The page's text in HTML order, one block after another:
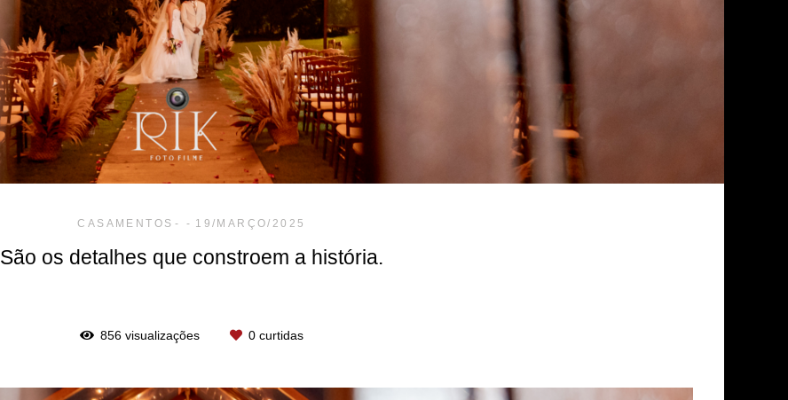
CASAMENTOS 19/MARÇO/2025
São os detalhes que constroem a história.
856 visualizações 0 curtidas